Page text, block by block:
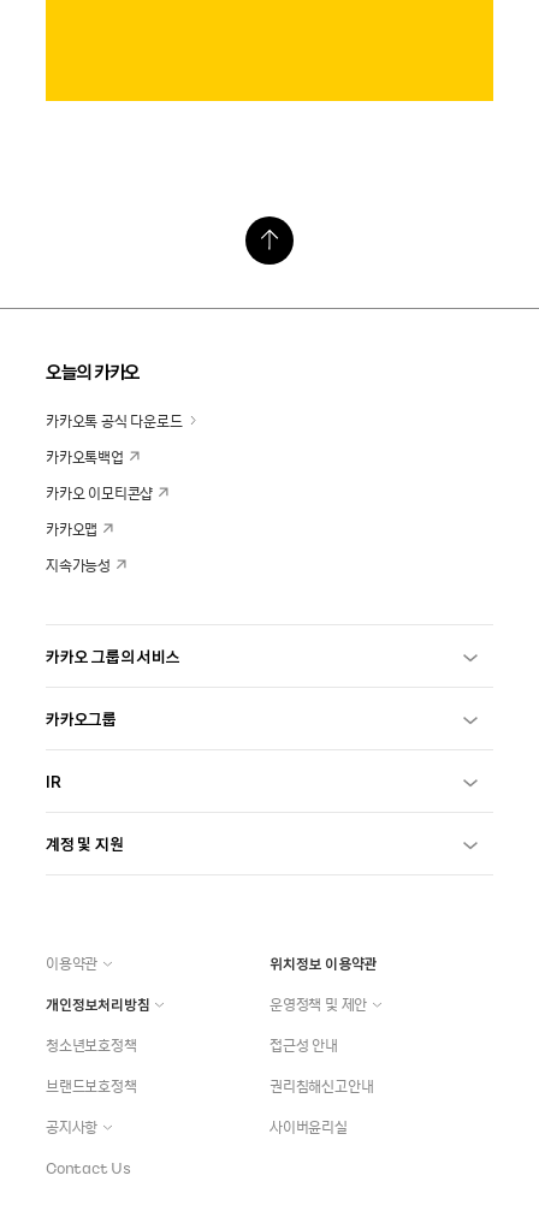
오늘의 카카오
카카오톡 공식 다운로드
카카오톡백업
카카오 이모티콘샵
카카오맵
지속가능성
카카오 그룹의 서비스
카카오그룹
IR
계정 및 지원
이용약관
위치정보 이용약관
개인정보처리방침
운영정책 및 제안
청소년보호정책
접근성 안내
브랜드보호정책
권리침해신고안내
공지사항
사이버윤리실
Contact Us